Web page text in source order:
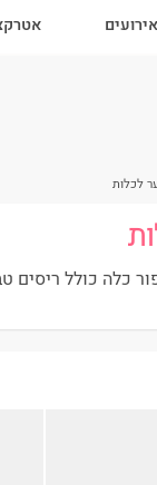
לכלות
כלה כולל ריסים